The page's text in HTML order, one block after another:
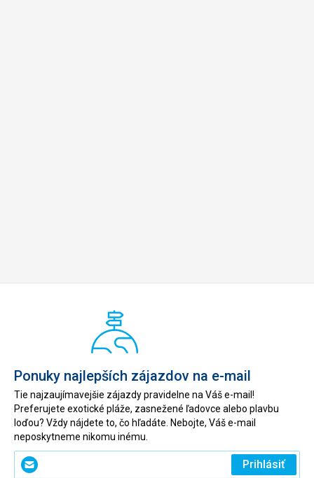
Ponuky najlepších zájazdov na e-mail
Tie najzaujímavejšie zájazdy pravidelne na Váš e-mail!
Preferujete exotické pláže, zasnežené ľadovce alebo plavbu
loďou? Vždy nájdete to, čo hľadáte. Nebojte, Váš e-mail
neposkytneme nikomu inému.
Zadajte
svoj
Prihlásiť